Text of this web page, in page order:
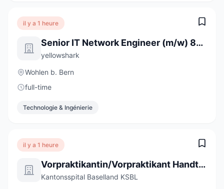
il y a 1 heure
Senior IT Network Engineer (m/w) 80-100%
yellowshark
Wohlen b. Bern
full-time
Technologie & Ingénierie
il y a 1 heure
Vorpraktikantin/Vorpraktikant Handtherapie Bruderholz Frühling 2027 (a) 100%
Kantonsspital Baselland KSBL